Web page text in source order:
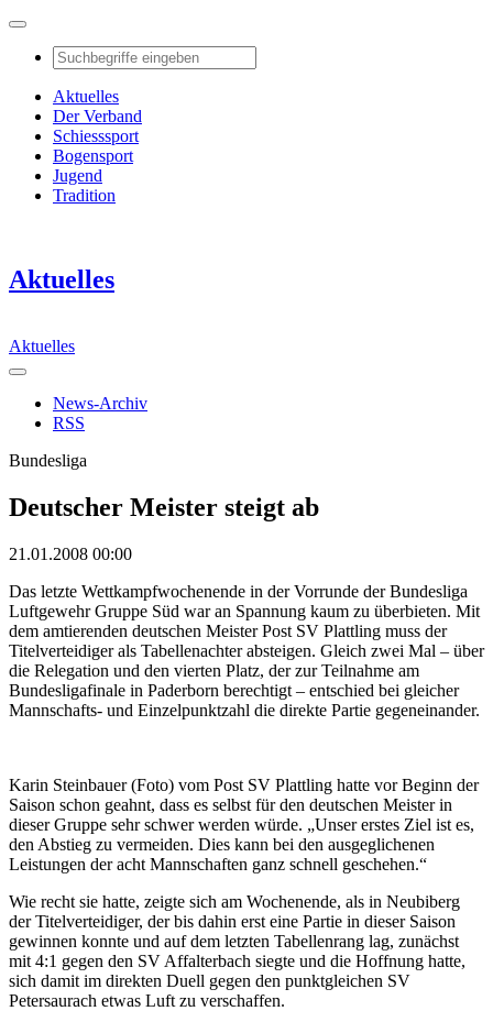
Aktuelles
Der Verband
Schiesssport
Bogensport
Jugend
Tradition
Aktuelles
Aktuelles
News-Archiv
RSS
Bundesliga
Deutscher Meister steigt ab
21.01.2008 00:00
Das letzte Wettkampfwochenende in der Vorrunde der Bundesliga
Luftgewehr Gruppe Süd war an Spannung kaum zu überbieten. Mit
dem amtierenden deutschen Meister Post SV Plattling muss der
Titelverteidiger als Tabellenachter absteigen. Gleich zwei Mal – über
die Relegation und den vierten Platz, der zur Teilnahme am
Bundesligafinale in Paderborn berechtigt – entschied bei gleicher
Mannschafts- und Einzelpunktzahl die direkte Partie gegeneinander.
Karin Steinbauer (Foto) vom Post SV Plattling hatte vor Beginn der
Saison schon geahnt, dass es selbst für den deutschen Meister in
dieser Gruppe sehr schwer werden würde. „Unser erstes Ziel ist es,
den Abstieg zu vermeiden. Dies kann bei den ausgeglichenen
Leistungen der acht Mannschaften ganz schnell geschehen.“
Wie recht sie hatte, zeigte sich am Wochenende, als in Neubiberg
der Titelverteidiger, der bis dahin erst eine Partie in dieser Saison
gewinnen konnte und auf dem letzten Tabellenrang lag, zunächst
mit 4:1 gegen den SV Affalterbach siegte und die Hoffnung hatte,
sich damit im direkten Duell gegen den punktgleichen SV
Petersaurach etwas Luft zu verschaffen.